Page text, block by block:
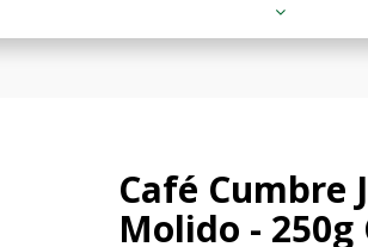
Café Cumbre
Molido - 250g